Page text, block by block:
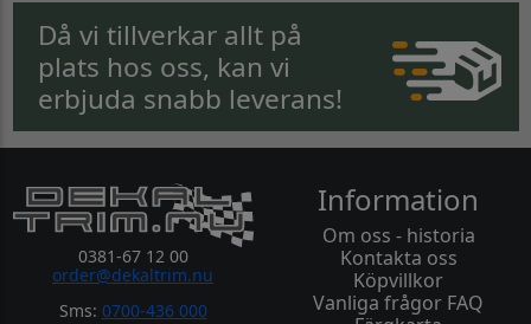
Då vi tillverkar allt på
plats hos oss, kan vi
erbjuda snabb leverans!
0381-67 12 00
order@dekaltrim.nu
Sms: 0700-436 000
Information
Om oss - historia
Kontakta oss
Köpvillkor
Vanliga frågor FAQ